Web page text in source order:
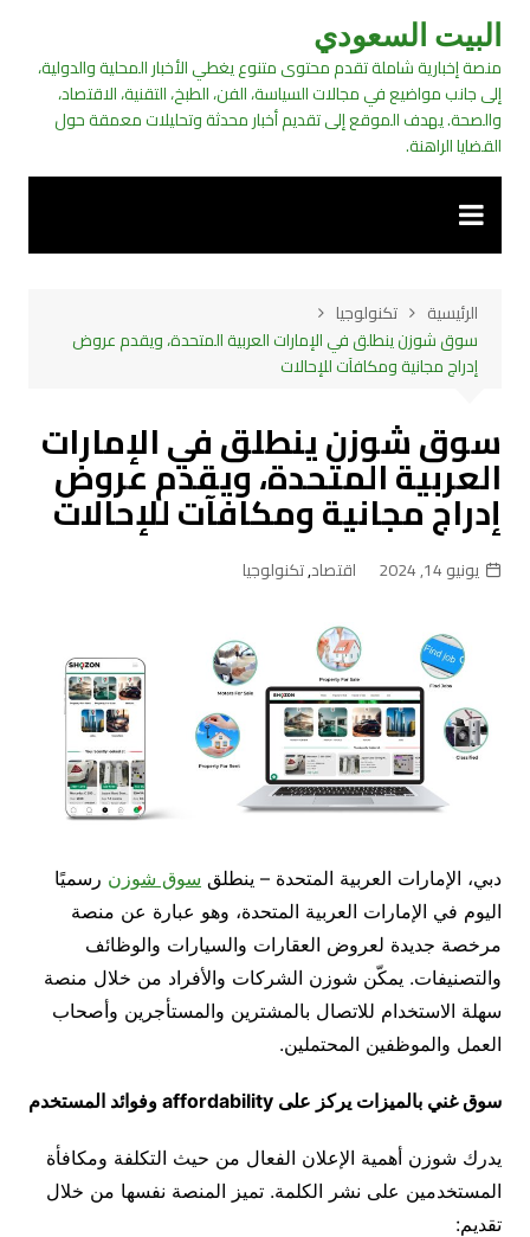
التجاوز
المحتوى
البيت السعودي
منصة إخبارية شاملة تقدم محتوى متنوع يغطي الأخبار المحلية والدولية،
إلى جانب مواضيع في مجالات السياسة، الفن، الطبخ، التقنية، الاقتصاد،
والصحة. يهدف الموقع إلى تقديم أخبار محدثة وتحليلات معمقة حول
القضايا الراهنة.
الرئيسية
تكنولوجيا
سوق شوزن ينطلق في الإمارات العربية المتحدة، ويقدم عروض
إدراج مجانية ومكافآت للإحالات
سوق شوزن ينطلق في الإمارات
العربية المتحدة، ويقدم عروض
إدراج مجانية ومكافآت للإحالات
يونيو 14, 2024 اقتصاد,تكنولوجيا
دبي، الإمارات العربية المتحدة – ينطلق سوق شوزن رسميًا
اليوم في الإمارات العربية المتحدة، وهو عبارة عن منصة
مرخصة جديدة لعروض العقارات والسيارات والوظائف
والتصنيفات. يمكّن شوزن الشركات والأفراد من خلال منصة
سهلة الاستخدام للاتصال بالمشترين والمستأجرين وأصحاب
العمل والموظفين المحتملين.
سوق غني بالميزات يركز على affordability وفوائد المستخدم
يدرك شوزن أهمية الإعلان الفعال من حيث التكلفة ومكافأة
المستخدمين على نشر الكلمة. تميز المنصة نفسها من خلال
تقديم: